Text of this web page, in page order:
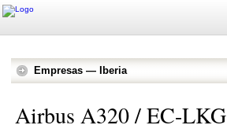
Empresas — Iberia
Airbus A320 / EC-LKG